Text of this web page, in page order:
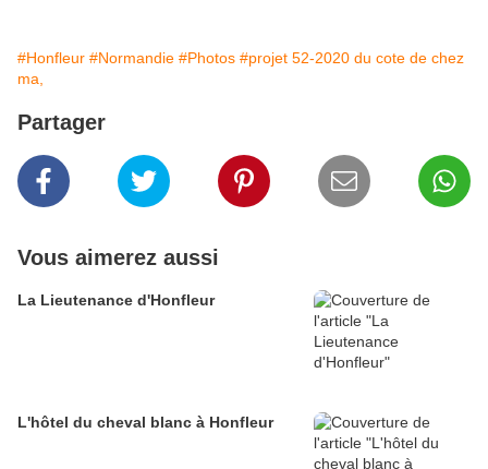
#Honfleur #Normandie #Photos #projet 52-2020 du cote de chez
ma,
Partager
Vous aimerez aussi
La Lieutenance d'Honfleur
L'hôtel du cheval blanc à Honfleur